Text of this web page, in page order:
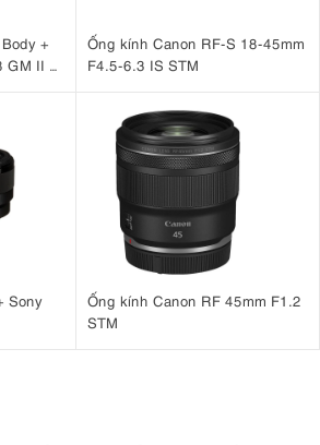
+
GM II +
Ống kính Canon RF-S 18-45mm
F4.5-6.3 IS STM
Sony
Ống kính Canon RF 45mm F1.2
STM